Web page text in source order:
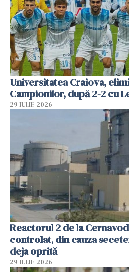
Universitatea Craiova,
Campionilor, după 2-2 cu
29 IULIE 2026
Reactorul 2 de la
controlat, din cauza
deja oprită
29 IULIE 2026